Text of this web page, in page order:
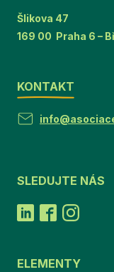
Šlikova 47
169 00 Praha 6 –
KONTAKT
SLEDUJTE NÁS
ELEMENTY